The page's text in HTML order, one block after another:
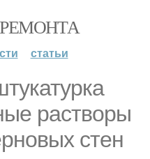
статьи
растворы
стен